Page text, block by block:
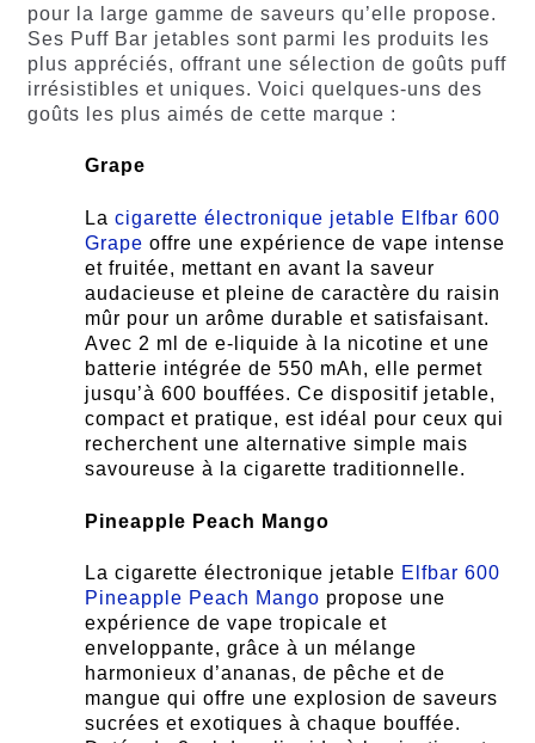
pour la large gamme de saveurs qu’elle propose.
Ses Puff Bar jetables sont parmi les produits les
plus appréciés, offrant une sélection de goûts puff
irrésistibles et uniques. Voici quelques-uns des
goûts les plus aimés de cette marque :
Grape
La cigarette électronique jetable Elfbar 600
Grape offre une expérience de vape intense
et fruitée, mettant en avant la saveur
audacieuse et pleine de caractère du raisin
mûr pour un arôme durable et satisfaisant.
Avec 2 ml de e-liquide à la nicotine et une
batterie intégrée de 550 mAh, elle permet
jusqu’à 600 bouffées. Ce dispositif jetable,
compact et pratique, est idéal pour ceux qui
recherchent une alternative simple mais
savoureuse à la cigarette traditionnelle.
Pineapple Peach Mango
La cigarette électronique jetable Elfbar 600
Pineapple Peach Mango propose une
expérience de vape tropicale et
enveloppante, grâce à un mélange
harmonieux d’ananas, de pêche et de
mangue qui offre une explosion de saveurs
sucrées et exotiques à chaque bouffée.